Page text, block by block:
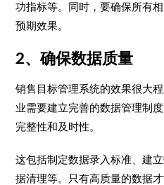
功指标等。同时，要确保所有
预期效果。
2、确保数据质量
销售目标管理系统的效果很大
业需要建立完善的数据管理制
完整性和及时性。
这包括制定数据录入标准、建
据清理等。只有高质量的数据